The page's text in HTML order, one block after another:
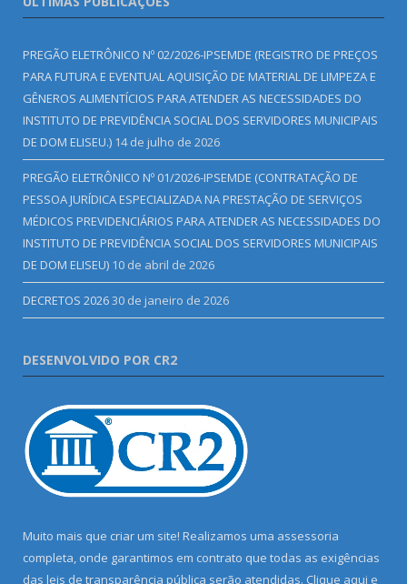
PREGÃO ELETRÔNICO Nº 02/2026-IPSEMDE (REGISTRO DE PREÇOS
PARA FUTURA E EVENTUAL AQUISIÇÃO DE MATERIAL DE LIMPEZA E
GÊNEROS ALIMENTÍCIOS PARA ATENDER AS NECESSIDADES DO
INSTITUTO DE PREVIDÊNCIA SOCIAL DOS SERVIDORES MUNICIPAIS
DE DOM ELISEU.) 14 de julho de 2026
PREGÃO ELETRÔNICO Nº 01/2026-IPSEMDE (CONTRATAÇÃO DE
PESSOA JURÍDICA ESPECIALIZADA NA PRESTAÇÃO DE SERVIÇOS
MÉDICOS PREVIDENCIÁRIOS PARA ATENDER AS NECESSIDADES DO
INSTITUTO DE PREVIDÊNCIA SOCIAL DOS SERVIDORES MUNICIPAIS
DE DOM ELISEU) 10 de abril de 2026
DECRETOS 202630 de janeiro de 2026
DESENVOLVIDO POR CR2
Muito mais que criar um site! Realizamos uma assessoria
completa, onde garantimos em contrato que todas as exigências
das leis de transparência pública serão atendidas. Clique aqui e